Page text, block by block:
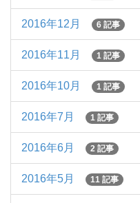
2016年12月 6 記事
2016年11月 1 記事
2016年10月 1 記事
2016年7月 1 記事
2016年6月 2 記事
2016年5月 11 記事